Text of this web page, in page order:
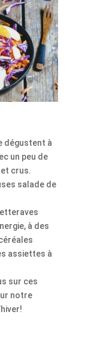
dégustent à
un peu de
crus.
salade de
à des
assiettes à
sur ces
notre